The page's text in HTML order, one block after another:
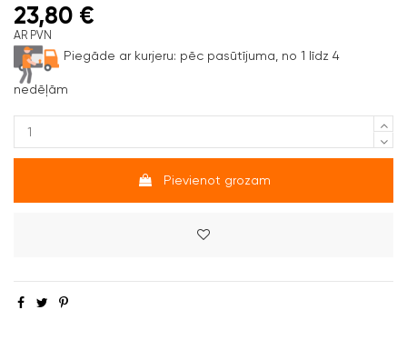
23,80 €
AR PVN
Piegāde ar kurjeru: pēc pasūtījuma, no 1 līdz 4
nedēļām
Pievienot grozam